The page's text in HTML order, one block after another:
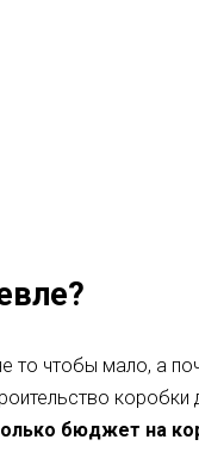
то чтобы мало, а
бюджет на